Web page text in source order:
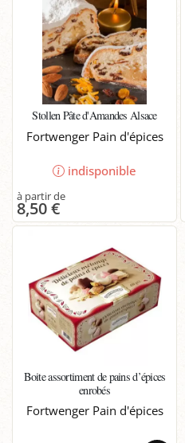
Stollen Pâte d'Amandes Alsace
Fortwenger Pain d'épices
indisponible
8,50 €
Boite assortiment de pains d’épices
enrobés
Fortwenger Pain d'épices